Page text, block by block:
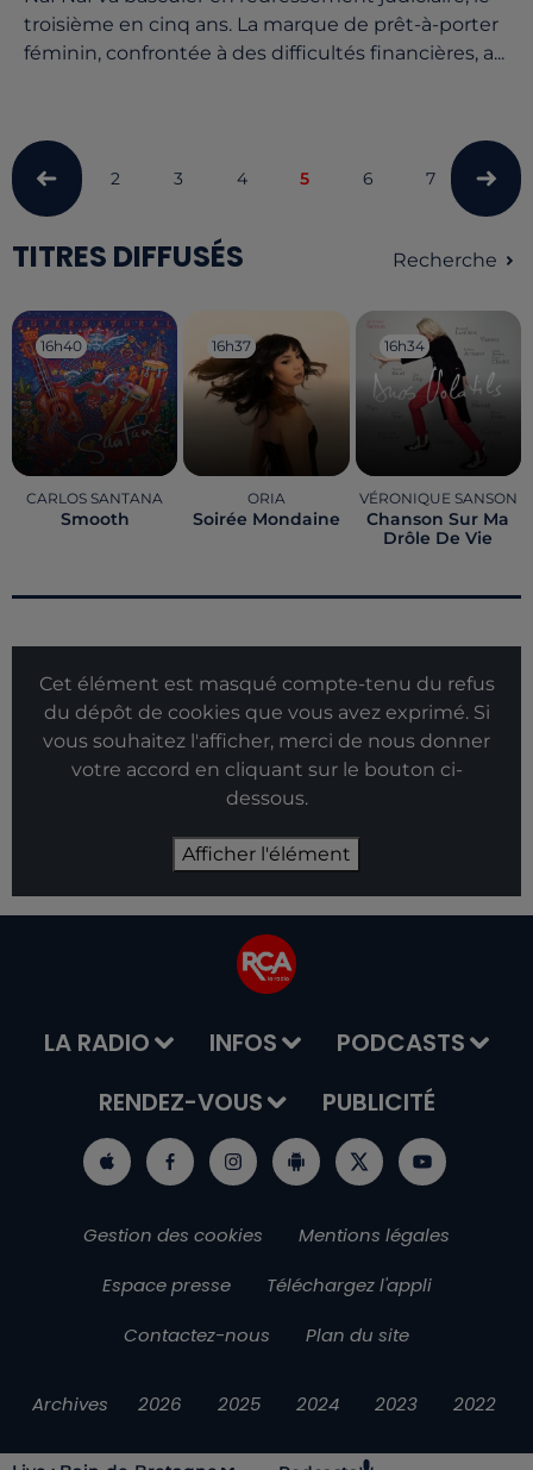
troisième en cinq ans. La marque de prêt-à-porter
féminin, confrontée à des difficultés financières, a...
2 3 4 5 6 7 8
TITRES DIFFUSÉS Recherche
16h40
16h40
CARLOS SANTANA
Smooth
16h37
16h37
ORIA
Soirée Mondaine
16h34
16h34
VÉRONIQUE SANSON
Chanson Sur Ma
Drôle De Vie
Cet élément est masqué compte-tenu du refus
du dépôt de cookies que vous avez exprimé. Si
vous souhaitez l'afficher, merci de nous donner
votre accord en cliquant sur le bouton ci-
dessous.
Afficher l'élément
LA RADIO INFOS
PODCASTS
RENDEZ-VOUS
PUBLICITÉ
Gestion des cookies
Mentions légales
Espace presse
Téléchargez l'appli
Contactez-nous
Plan du site
Archives 2026 2025 2024 2023 2022